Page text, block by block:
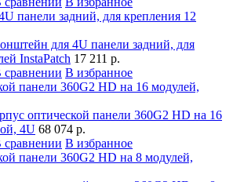
для 4U панели задний, для
InstaPatch 17 211 р.
сравнении В избранное
оптической панели 360G2 HD на 16
4U 68 074 р.
сравнении В избранное